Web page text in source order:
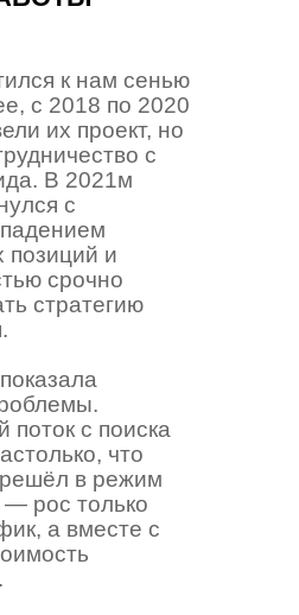
к нам сенью
с 2018 по 2020
их проект, но
с
В 2021м
с
позиций и
срочно
стратегию
поток с поиска
что
в режим
рос только
а вместе с